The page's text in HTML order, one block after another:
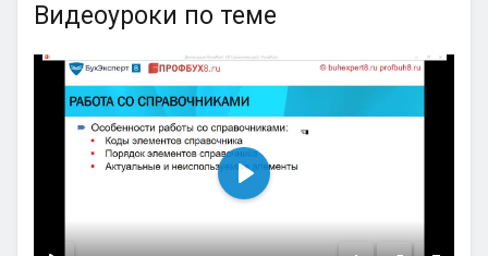
Видеоуроки по теме
Воспроизвести